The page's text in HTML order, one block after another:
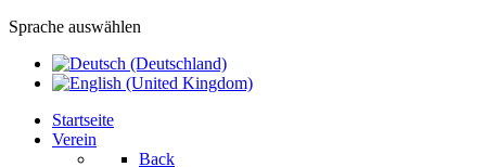
Sprache auswählen
Startseite
Verein
Back